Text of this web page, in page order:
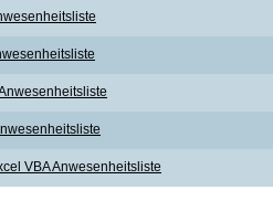
VBA Anwesenheitsliste